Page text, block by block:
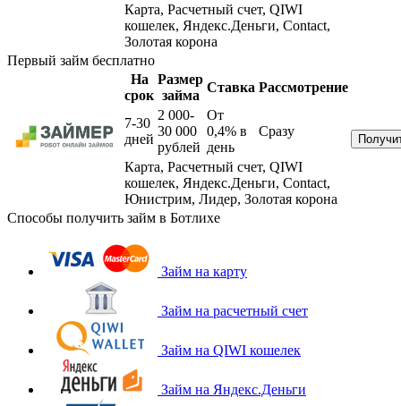
Карта, Расчетный счет, QIWI
кошелек, Яндекс.Деньги, Contact,
Золотая корона
Первый займ бесплатно
На
срок
Размер
займа
Ставка Рассмотрение
7-30
дней
2 000-
30 000
рублей
От
0,4% в
день
Сразу
Карта, Расчетный счет, QIWI
кошелек, Яндекс.Деньги, Contact,
Юнистрим, Лидер, Золотая корона
Способы получить займ в Ботлихе
Займ на карту
Займ на расчетный счет
Займ на QIWI кошелек
Займ на Яндекс.Деньги